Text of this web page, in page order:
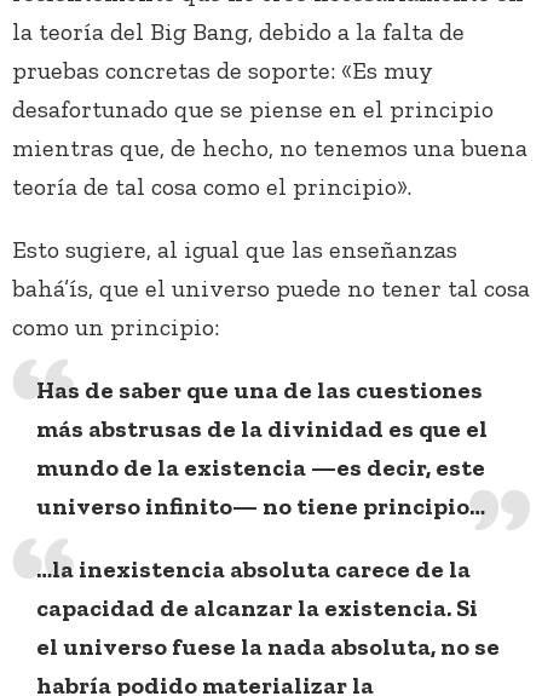
la teoría del Big Bang, debido a la falta de
pruebas concretas de soporte: «Es muy
desafortunado que se piense en el principio
mientras que, de hecho, no tenemos una buena
teoría de tal cosa como el principio».
Esto sugiere, al igual que las enseñanzas
bahá’ís, que el universo puede no tener tal cosa
como un principio:
Has de saber que una de las cuestiones
más abstrusas de la divinidad es que el
mundo de la existencia —es decir, este
universo infinito— no tiene principio…
…la inexistencia absoluta carece de la
capacidad de alcanzar la existencia. Si
el universo fuese la nada absoluta, no se
habría podido materializar la